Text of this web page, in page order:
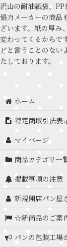
沢山の耐油紙袋、PP
協力メーカーの商品
ざいます。紙の厚み
変わってくるからで
どと言うことのない
たしております。
ホーム
特定商取引法表
マイページ
商品カテゴリ一
掲載事項の注意
新規開店パン屋
☆新商品のご案
パンの包装工場